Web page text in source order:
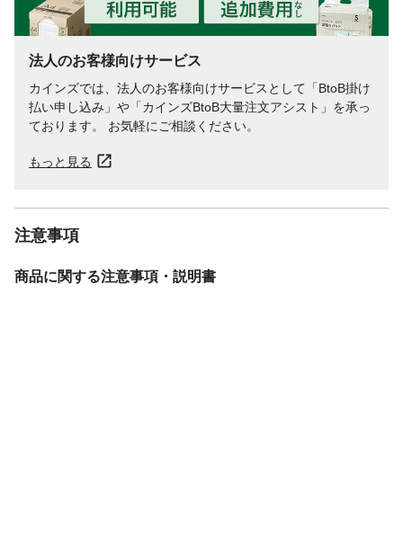
法人のお客様向けサービス
カインズでは、法人のお客様向けサービスとして「BtoB掛け
払い申し込み」や「カインズBtoB大量注文アシスト」を承っ
ております。 お気軽にご相談ください。
もっと見る
注意事項
商品に関する注意事項・説明書